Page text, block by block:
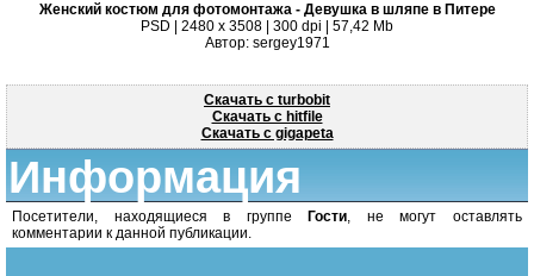
Женский костюм для фотомонтажа - Девушка в шляпе в Питере
PSD | 2480 x 3508 | 300 dpi | 57,42 Mb
Автор: sergey1971
Скачать с turbobit
Скачать с hitfile
Скачать с gigapeta
Информация
Посетители, находящиеся в группе Гости, не могут оставлять
комментарии к данной публикации.